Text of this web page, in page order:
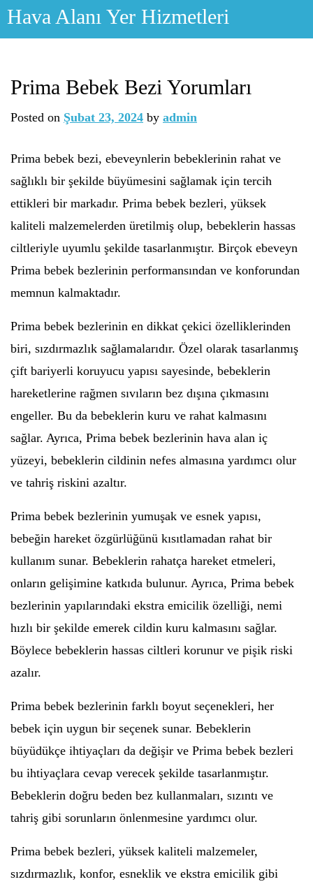
Skip
Hava Alanı Yer Hizmetleri
Prima Bebek Bezi Yorumları
Posted on Şubat 23, 2024 by admin
Prima bebek bezi, ebeveynlerin bebeklerinin rahat ve
sağlıklı bir şekilde büyümesini sağlamak için tercih
ettikleri bir markadır. Prima bebek bezleri, yüksek
kaliteli malzemelerden üretilmiş olup, bebeklerin hassas
ciltleriyle uyumlu şekilde tasarlanmıştır. Birçok ebeveyn
Prima bebek bezlerinin performansından ve konforundan
memnun kalmaktadır.
Prima bebek bezlerinin en dikkat çekici özelliklerinden
biri, sızdırmazlık sağlamalarıdır. Özel olarak tasarlanmış
çift bariyerli koruyucu yapısı sayesinde, bebeklerin
hareketlerine rağmen sıvıların bez dışına çıkmasını
engeller. Bu da bebeklerin kuru ve rahat kalmasını
sağlar. Ayrıca, Prima bebek bezlerinin hava alan iç
yüzeyi, bebeklerin cildinin nefes almasına yardımcı olur
ve tahriş riskini azaltır.
Prima bebek bezlerinin yumuşak ve esnek yapısı,
bebeğin hareket özgürlüğünü kısıtlamadan rahat bir
kullanım sunar. Bebeklerin rahatça hareket etmeleri,
onların gelişimine katkıda bulunur. Ayrıca, Prima bebek
bezlerinin yapılarındaki ekstra emicilik özelliği, nemi
hızlı bir şekilde emerek cildin kuru kalmasını sağlar.
Böylece bebeklerin hassas ciltleri korunur ve pişik riski
azalır.
Prima bebek bezlerinin farklı boyut seçenekleri, her
bebek için uygun bir seçenek sunar. Bebeklerin
büyüdükçe ihtiyaçları da değişir ve Prima bebek bezleri
bu ihtiyaçlara cevap verecek şekilde tasarlanmıştır.
Bebeklerin doğru beden bez kullanmaları, sızıntı ve
tahriş gibi sorunların önlenmesine yardımcı olur.
Prima bebek bezleri, yüksek kaliteli malzemeler,
sızdırmazlık, konfor, esneklik ve ekstra emicilik gibi